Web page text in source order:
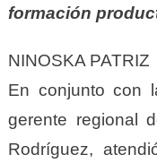
formación
NINOSKA PATRIZ
En conjunto con
gerente regional
Rodríguez,